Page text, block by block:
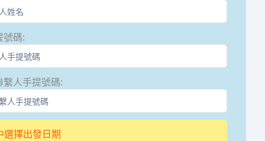
號碼:
人手提號碼:
選擇出發日期